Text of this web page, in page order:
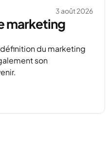
3 août 2026
marketing
du marketing
son